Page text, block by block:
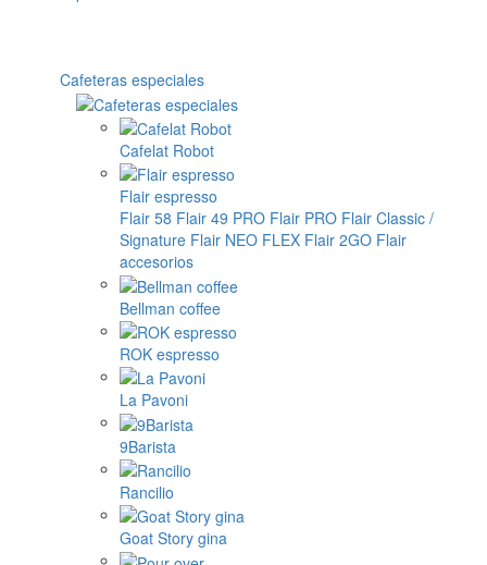
Cafeteras especiales
Cafelat Robot
Flair espresso
Flair 58 Flair 49 PRO Flair PRO Flair Classic /
Signature Flair NEO FLEX Flair 2GO Flair
accesorios
Bellman coffee
ROK espresso
La Pavoni
9Barista
Rancilio
Goat Story gina